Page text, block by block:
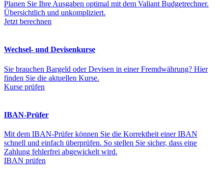
Planen Sie Ihre Ausgaben optimal mit dem Valiant Budgetrechner.
Übersichtlich und unkompliziert.
Jetzt berechnen
Wechsel- und Devisenkurse
Sie brauchen Bargeld oder Devisen in einer Fremdwährung? Hier
finden Sie die aktuellen Kurse.
Kurse prüfen
IBAN-Prüfer
Mit dem IBAN-Prüfer können Sie die Korrektheit einer IBAN
schnell und einfach überprüfen. So stellen Sie sicher, dass eine
Zahlung fehlerfrei abgewickelt wird.
IBAN prüfen